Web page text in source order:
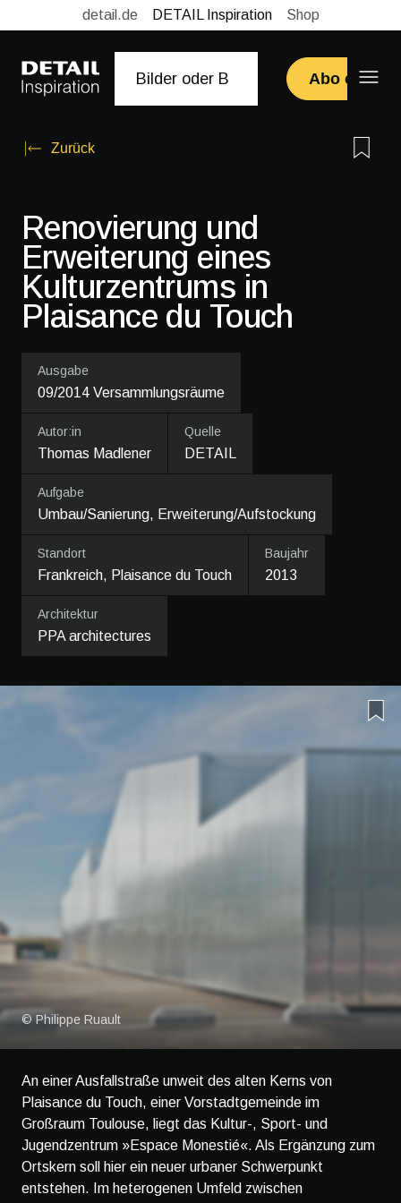
detail.de DETAIL Inspiration Shop
Abo
Zurück
Renovierung und
Erweiterung eines
Kulturzentrums in
Plaisance du Touch
Ausgabe
09/2014 Versammlungsräume
Autor:in
Thomas Madlener
Quelle
DETAIL
Aufgabe
Umbau/Sanierung, Erweiterung/Aufstockung
Standort
Frankreich, Plaisance du Touch
Baujahr
2013
Architektur
PPA architectures
© Philippe Ruault
An einer Ausfallstraße unweit des alten Kerns von
Plaisance du Touch, einer Vorstadtgemeinde im
Großraum Toulouse, liegt das Kultur-, Sport- und
Jugendzentrum »Espace Monestié«. Als Ergänzung zum
Ortskern soll hier ein neuer urbaner Schwerpunkt
entstehen. Im heterogenen Umfeld zwischen